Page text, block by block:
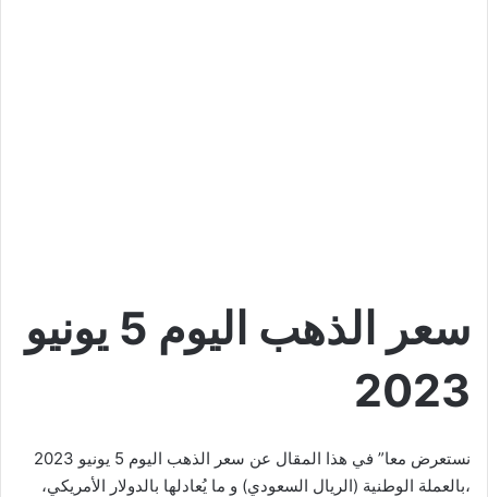
سعر الذهب اليوم 5 يونيو
2023
نستعرض معا” في هذا المقال عن سعر الذهب اليوم 5 يونيو 2023
،بالعملة الوطنية (الريال السعودي) و ما يُعادلها بالدولار الأمريكي،